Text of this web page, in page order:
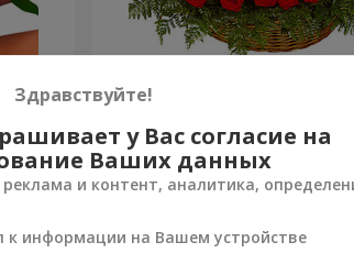
501 красная роза
53 016 грн
Здравствуйте!
у Вас согласие на
Ваших данных
и контент, аналитика,
к информации на Вашем устройстве